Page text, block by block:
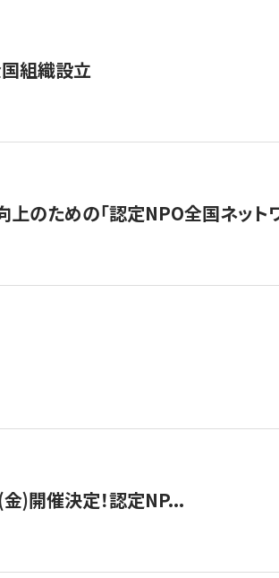
組織設立
のための「認定NPO全国ネット
)開催決定！認定NP...